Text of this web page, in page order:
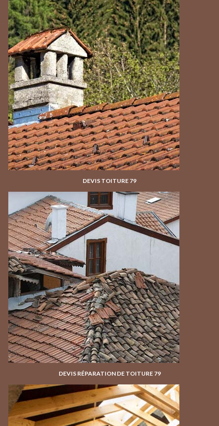
DEVIS TOITURE 79
DEVIS RÉPARATION DE TOITURE 79